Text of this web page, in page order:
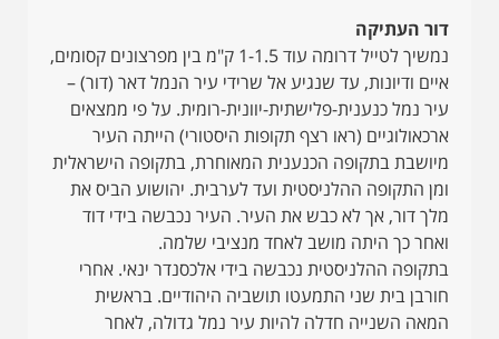
דור העתיקה
נמשיך לטייל דרומה עוד 1-1.5 ק"מ בין מפרצונים קסומים,
איים ודיונות, עד שנגיע אל שרידי עיר הנמל דאר (דור) –
עיר נמל כנענית-פלישתית-יוונית-רומית. על פי ממצאים
ארכאולוגיים (ראו רצף תקופות היסטורי) הייתה העיר
מיושבת בתקופה הכנענית המאוחרת, בתקופה הישראלית
ומן התקופה ההלניסטית ועד לערבית. יהושוע הביס את
מלך דור, אך לא כבש את העיר. העיר נכבשה בידי דוד
ואחר כך היתה מושב לאחד מנציבי שלמה.
בתקופה ההלניסטית נכבשה בידי אלכסנדר ינאי. אחרי
חורבן בית שני התמעטו תושביה היהודיים. בראשית
המאה השנייה חדלה להיות עיר נמל גדולה, לאחר